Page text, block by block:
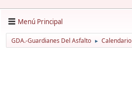
Menú Principal
GDA.-Guardianes Del Asfalto ► Calendario